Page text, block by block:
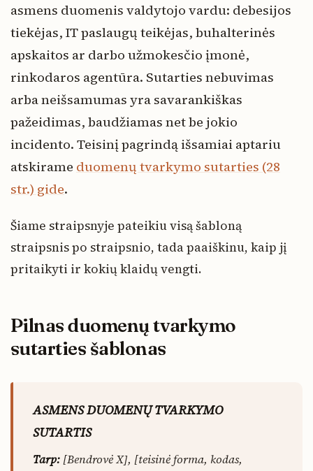
asmens duomenis valdytojo vardu: debesijos
tiekėjas, IT paslaugų teikėjas, buhalterinės
apskaitos ar darbo užmokesčio įmonė,
rinkodaros agentūra. Sutarties nebuvimas
arba neišsamumas yra savarankiškas
pažeidimas, baudžiamas net be jokio
incidento. Teisinį pagrindą išsamiai aptariu
atskirame duomenų tvarkymo sutarties (28
str.) gide.
Šiame straipsnyje pateikiu visą šabloną
straipsnis po straipsnio, tada paaiškinu, kaip jį
pritaikyti ir kokių klaidų vengti.
Pilnas duomenų tvarkymo
sutarties šablonas
ASMENS DUOMENŲ TVARKYMO
SUTARTIS
Tarp: [Bendrovė X], [teisinė forma, kodas,